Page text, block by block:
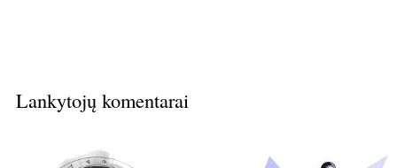
Lankytojų komentarai